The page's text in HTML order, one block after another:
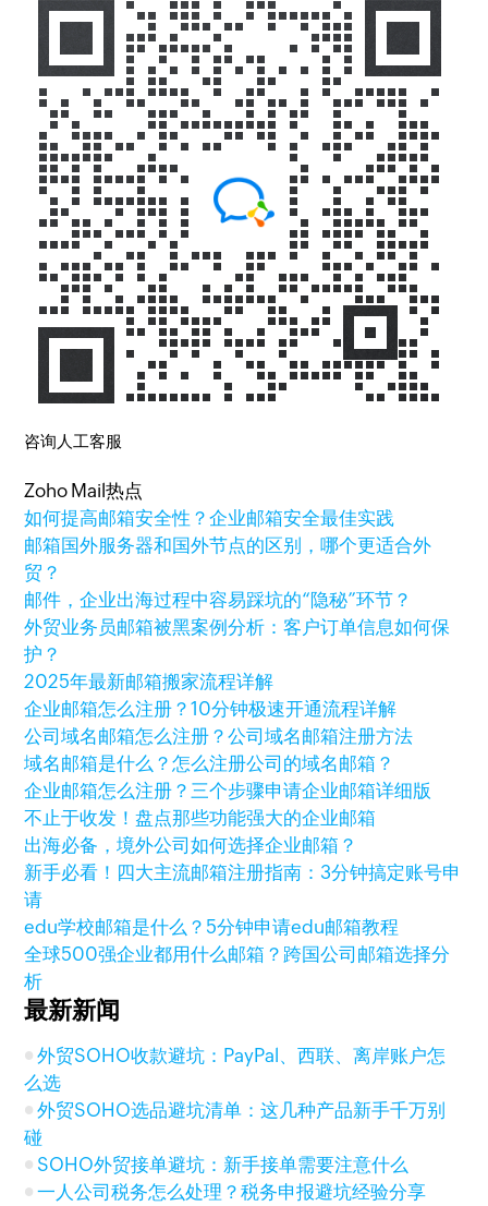
咨询人工客服
Zoho Mail热点
如何提高邮箱安全性？企业邮箱安全最佳实践
邮箱国外服务器和国外节点的区别，哪个更适合外
贸？
邮件，企业出海过程中容易踩坑的“隐秘”环节？
外贸业务员邮箱被黑案例分析：客户订单信息如何保
护？
2025年最新邮箱搬家流程详解
企业邮箱怎么注册？10分钟极速开通流程详解
公司域名邮箱怎么注册？公司域名邮箱注册方法
域名邮箱是什么？怎么注册公司的域名邮箱？
企业邮箱怎么注册？三个步骤申请企业邮箱详细版
不止于收发！盘点那些功能强大的企业邮箱
出海必备，境外公司如何选择企业邮箱？
新手必看！四大主流邮箱注册指南：3分钟搞定账号申
请
edu学校邮箱是什么？5分钟申请edu邮箱教程
全球500强企业都用什么邮箱？跨国公司邮箱选择分
析
最新新闻
外贸SOHO收款避坑：PayPal、西联、离岸账户怎
么选
外贸SOHO选品避坑清单：这几种产品新手千万别
碰
SOHO外贸接单避坑：新手接单需要注意什么
一人公司税务怎么处理？税务申报避坑经验分享